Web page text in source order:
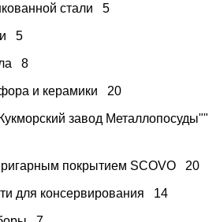
стали 5
5
8
и керамики 20
завод Металлопосуды""
покрытием SCOVO 20
для консервирования 14